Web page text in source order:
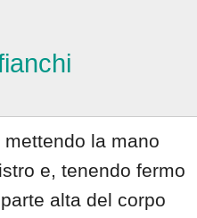
la mano
e, tenendo fermo
alta del corpo